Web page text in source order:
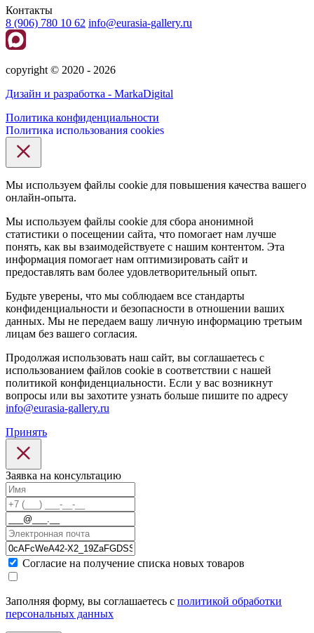
Контакты
8 (906) 780 10 62 info@eurasia-gallery.ru
сopyright © 2020 - 2026
Дизайн и разработка - MarkaDigital
Политика конфиденциальности
Политика использования cookies
Мы используем файлы cookie для повышения качества вашего
онлайн-опыта.
Мы используем файлы cookie для сбора анонимной
статистики о посещении сайта, что помогает нам лучше
понять, как вы взаимодействуете с нашим контентом. Эта
информация помогает нам оптимизировать сайт и
предоставлять вам более удовлетворительный опыт.
Будьте уверены, что мы соблюдаем все стандарты
конфиденциальности и безопасности в отношении ваших
данных. Мы не передаем вашу личную информацию третьим
лицам без вашего согласия.
Продолжая использовать наш сайт, вы соглашаетесь с
использованием файлов cookie в соответствии с нашей
политикой конфиденциальности. Если у вас возникнут
вопросы или вы захотите узнать больше пишите по адресу
info@eurasia-gallery.ru
Принять
Заявка на консультацию
Cогласие на получение списка новых товаров
Заполняя форму, вы соглашаетесь с политикой обработки
персональных данных